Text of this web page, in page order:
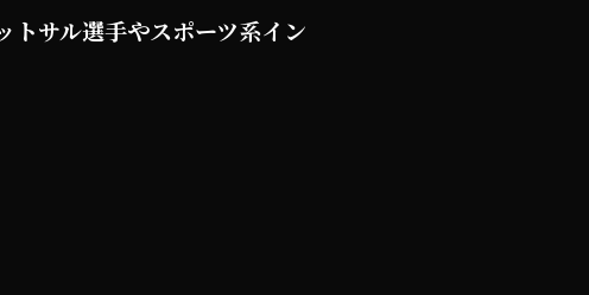
トサル選手やスポーツ系イン